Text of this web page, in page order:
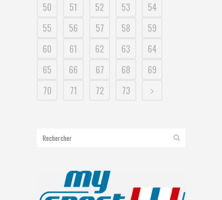
50
51 52 53
54
55
56 57 58
59
60
61 62 63
64
65
66 67 68
69
70
71 72 73